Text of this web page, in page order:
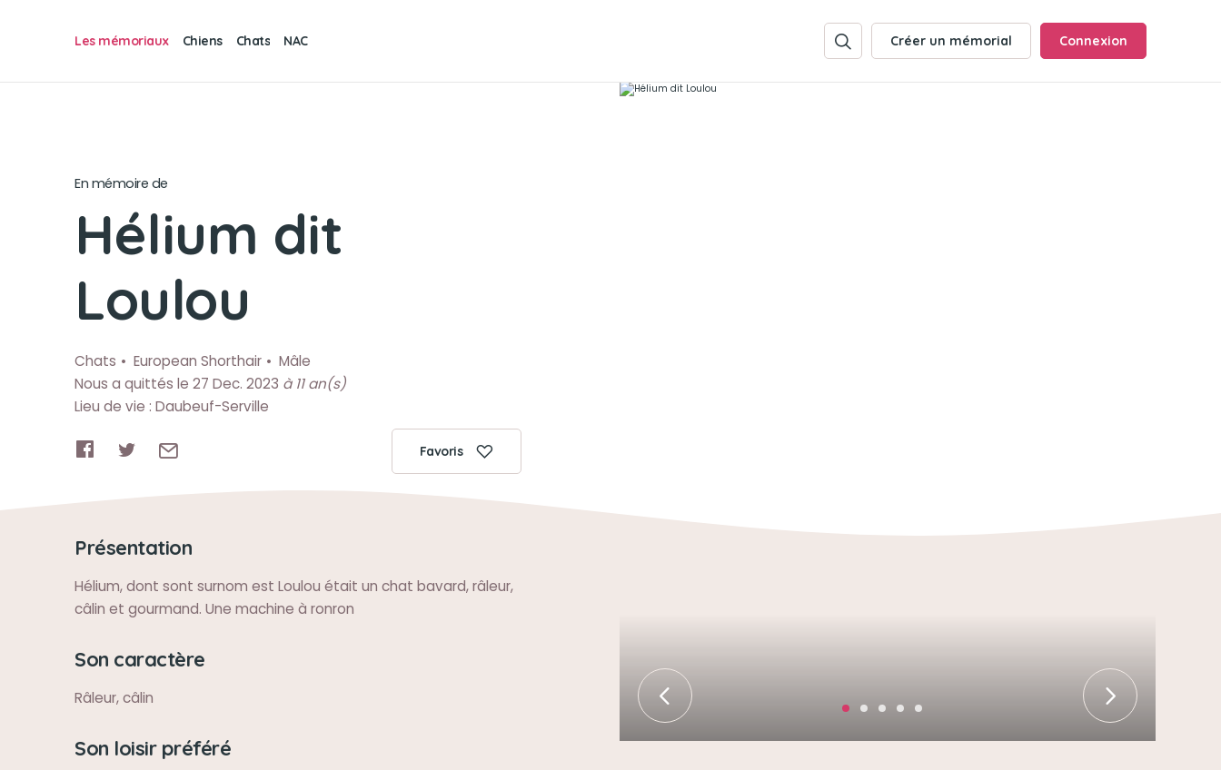
Les mémoriaux Chiens Chats NAC Créer un mémorial Connexion
En mémoire de
Hélium dit
Loulou
Chats European Shorthair
Mâle
Nous a quittés le 27 Dec. 2023 à 11 an(s)
Lieu de vie : Daubeuf-Serville
Favoris
Présentation
Hélium, dont sont surnom est Loulou était un chat bavard, râleur,
câlin et gourmand. Une machine à ronron
Son caractère
Râleur, câlin
Son loisir préféré